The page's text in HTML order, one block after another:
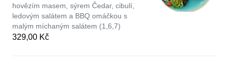
hovězím masem, sýrem Čedar, cibulí,
ledovým salátem a BBQ omáčkou s
malým míchaným salátem (1,6,7)
329,00 Kč